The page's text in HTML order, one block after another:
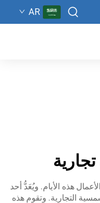
AR
هذه الأيام. ويُعَدُّ أحد
التجارية. وتقوم هذه